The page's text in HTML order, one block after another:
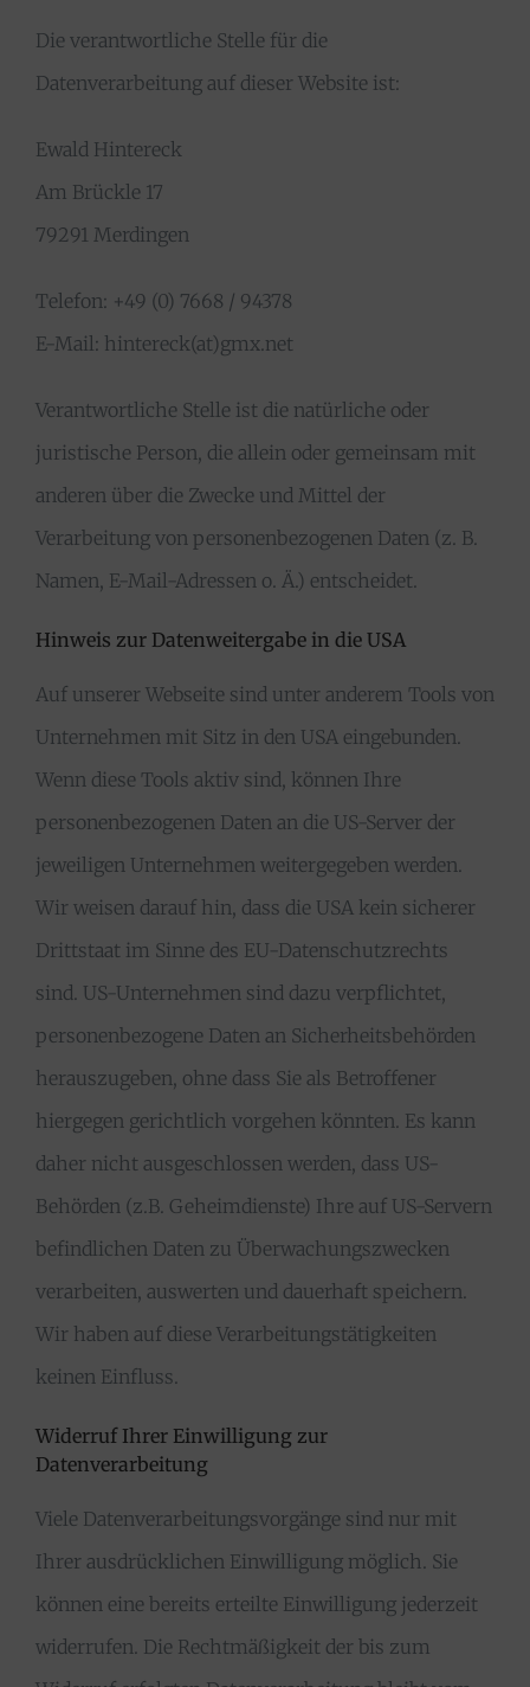
Die verantwortliche Stelle für die
Datenverarbeitung auf dieser Website ist:
Ewald Hintereck
Am Brückle 17
79291 Merdingen
Telefon: +49 (0) 7668 / 94378
E-Mail: hintereck(at)gmx.net
Verantwortliche Stelle ist die natürliche oder
juristische Person, die allein oder gemeinsam mit
anderen über die Zwecke und Mittel der
Verarbeitung von personenbezogenen Daten (z. B.
Namen, E-Mail-Adressen o. Ä.) entscheidet.
Hinweis zur Datenweitergabe in die USA
Auf unserer Webseite sind unter anderem Tools von
Unternehmen mit Sitz in den USA eingebunden.
Wenn diese Tools aktiv sind, können Ihre
personenbezogenen Daten an die US-Server der
jeweiligen Unternehmen weitergegeben werden.
Wir weisen darauf hin, dass die USA kein sicherer
Drittstaat im Sinne des EU-Datenschutzrechts
sind. US-Unternehmen sind dazu verpflichtet,
personenbezogene Daten an Sicherheitsbehörden
herauszugeben, ohne dass Sie als Betroffener
hiergegen gerichtlich vorgehen könnten. Es kann
daher nicht ausgeschlossen werden, dass US-
Behörden (z.B. Geheimdienste) Ihre auf US-Servern
befindlichen Daten zu Überwachungszwecken
verarbeiten, auswerten und dauerhaft speichern.
Wir haben auf diese Verarbeitungstätigkeiten
keinen Einfluss.
Widerruf Ihrer Einwilligung zur
Datenverarbeitung
Viele Datenverarbeitungsvorgänge sind nur mit
Ihrer ausdrücklichen Einwilligung möglich. Sie
können eine bereits erteilte Einwilligung jederzeit
widerrufen. Die Rechtmäßigkeit der bis zum